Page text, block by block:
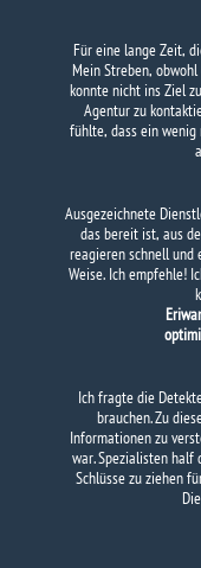
Für eine lange Zeit,
Mein Streben,
konnte nicht ins Ziel
Agentur zu
fühlte, dass ein wenig
Ausgezeichnete
das bereit ist, aus
reagieren schnell und
Weise. Ich empfehle!
Ich fragte die
brauchen. Zu
Informationen zu
war. Spezialisten
Schlüsse zu ziehen